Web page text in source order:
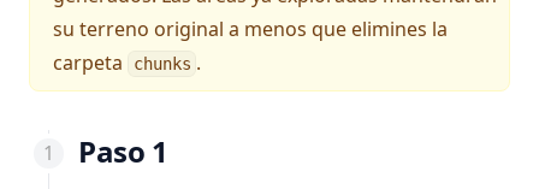
su terreno original a menos que elimines la
carpeta
chunks .
Paso 1